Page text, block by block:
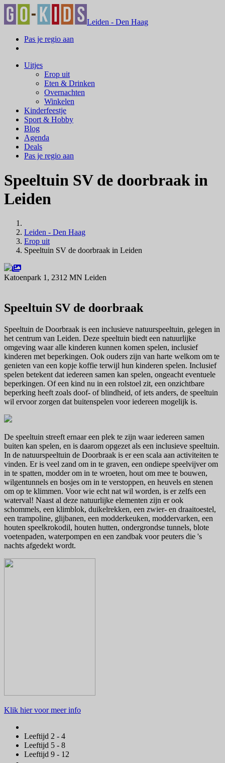
Leiden - Den Haag
Pas je regio aan
Uitjes
Erop uit
Eten & Drinken
Overnachten
Winkelen
Kinderfeestje
Sport & Hobby
Blog
Agenda
Deals
Pas je regio aan
Speeltuin SV de doorbraak in
Leiden
Leiden - Den Haag
Erop uit
Speeltuin SV de doorbraak in Leiden
Katoenpark 1, 2312 MN Leiden
Speeltuin SV de doorbraak
Speeltuin de Doorbraak is een inclusieve natuurspeeltuin, gelegen in
het centrum van Leiden. Deze speeltuin biedt een natuurlijke
omgeving waar alle kinderen kunnen komen spelen, inclusief
kinderen met beperkingen. Ook ouders zijn van harte welkom om te
genieten van een kopje koffie terwijl hun kinderen spelen. Inclusief
spelen betekent dat iedereen samen kan spelen, ongeacht eventuele
beperkingen. Of een kind nu in een rolstoel zit, een onzichtbare
beperking heeft zoals doof- of blindheid, of iets anders, de speeltuin
wil ervoor zorgen dat buitenspelen voor iedereen mogelijk is.
De speeltuin streeft ernaar een plek te zijn waar iedereen samen
buiten kan spelen, en is daarom opgezet als een inclusieve speeltuin.
In de natuurspeeltuin de Doorbraak is er een scala aan activiteiten te
vinden. Er is veel zand om in te graven, een ondiepe speelvijver om
in te spatten, modder om in te wroeten, hout om mee te bouwen,
wilgentunnels en bosjes om in te verstoppen, en heuvels en stenen
om op te klimmen. Voor wie echt nat wil worden, is er zelfs een
waterval! Naast al deze natuurlijke elementen zijn er ook
schommels, een klimblok, duikelrekken, een zwier- en draaitoestel,
een trampoline, glijbanen, een modderkeuken, moddervarken, een
houten speelkrokodil, houten hutten, ondergrondse tunnels, blote
voetenpaden, waterpompen en een zandbak voor peuters die 's
nachts afgedekt wordt.
Klik hier voor meer info
Leeftijd 2 - 4
Leeftijd 5 - 8
Leeftijd 9 - 12